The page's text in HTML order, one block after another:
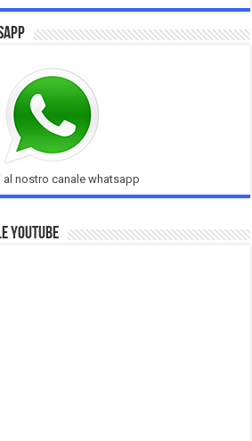
al nostro canale whatsapp
Youtube